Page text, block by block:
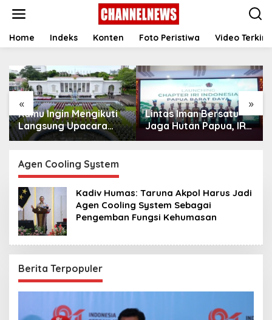
t
Home Indeks Konten Foto Peristiwa Video Terkini
« »
Kamu Ingin Mengikuti
Langsung Upacara
HUT Ke-81
Istana? Ini Link
Pendaftaran Resminya
di Sini
Lintas Iman Bersatu
Jaga Hutan Papua, IRI
Indonesia Resmikan
Agen Cooling System
Kadiv Humas: Taruna Akpol Harus Jadi
Agen Cooling System Sebagai
Pengemban Fungsi Kehumasan
Berita Terpopuler